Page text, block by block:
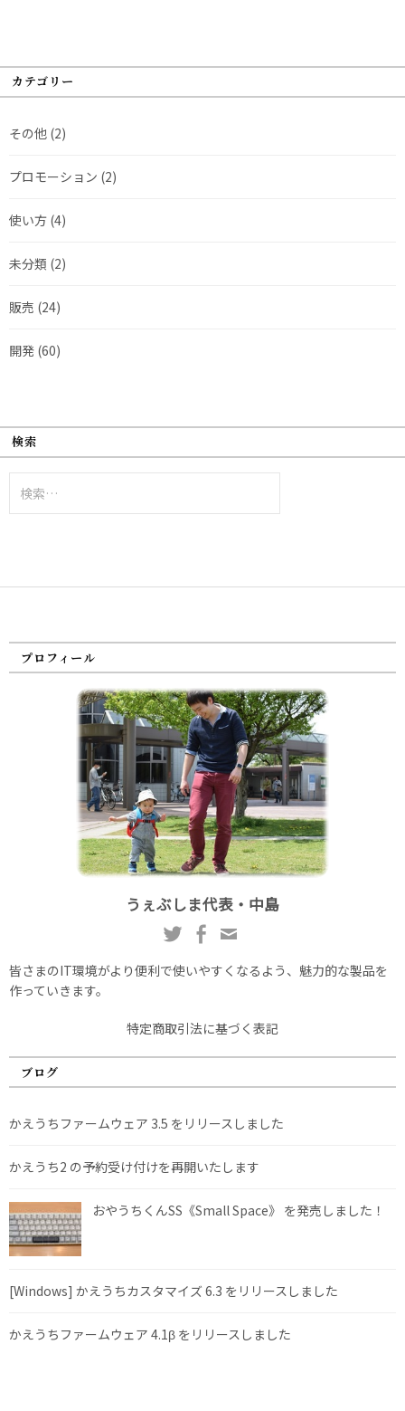
カテゴリー
その他 (2)
プロモーション (2)
使い方 (4)
未分類 (2)
販売 (24)
開発 (60)
検索
索:
プロフィール
うぇぶしま代表・中島
皆さまのIT環境がより便利で使いやすくなるよう、魅力的な製品を
作っていきます。
特定商取引法に基づく表記
ブログ
かえうちファームウェア 3.5 をリリースしました
かえうち2 の予約受け付けを再開いたします
おやうちくんSS《Small Space》 を発売しました！
[Windows] かえうちカスタマイズ 6.3 をリリースしました
かえうちファームウェア 4.1β をリリースしました